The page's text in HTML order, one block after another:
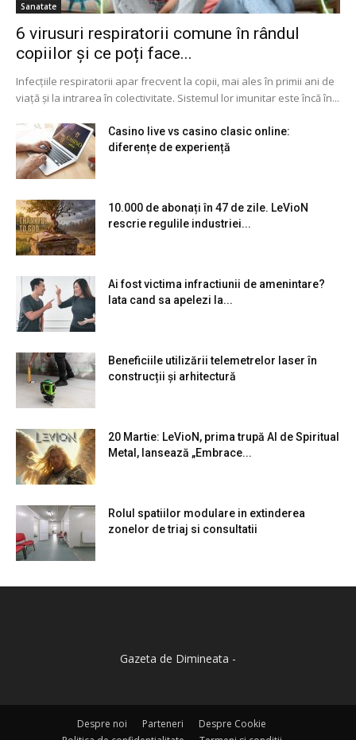
Sanatate
6 virusuri respiratorii comune în rândul
copiilor și ce poți face...
Infecțiile respiratorii apar frecvent la copii, mai ales în primii ani de
viață și la intrarea în colectivitate. Sistemul lor imunitar este încă în...
Casino live vs casino clasic online:
diferențe de experiență
10.000 de abonați în 47 de zile. LeVioN
rescrie regulile industriei...
Ai fost victima infractiunii de amenintare?
Iata cand sa apelezi la...
Beneficiile utilizării telemetrelor laser în
construcții și arhitectură
20 Martie: LeVioN, prima trupă AI de Spiritual
Metal, lansează „Embrace...
Rolul spatiilor modulare in extinderea
zonelor de triaj si consultatii
Gazeta de Dimineata -
Despre noi Parteneri
Despre Cookie